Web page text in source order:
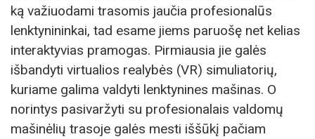
ką važiuodami trasomis jaučia profesionalūs
lenktynininkai, tad esame jiems paruošę net kelias
interaktyvias pramogas. Pirmiausia jie galės
išbandyti virtualios realybės (VR) simuliatorių,
kuriame galima valdyti lenktynines mašinas. O
norintys pasivaržyti su profesionalais valdomų
mašinėlių trasoje galės mesti iššūkį pačiam